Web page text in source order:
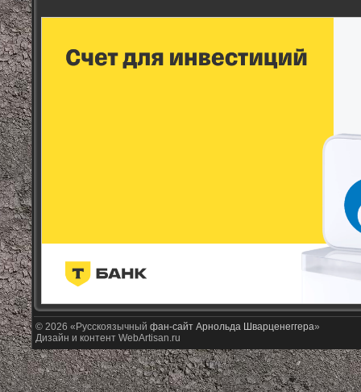
© 2026 «Русскоязычный фан-сайт Арнольда Шварценеггера»
Дизайн и контент WebArtisan.ru